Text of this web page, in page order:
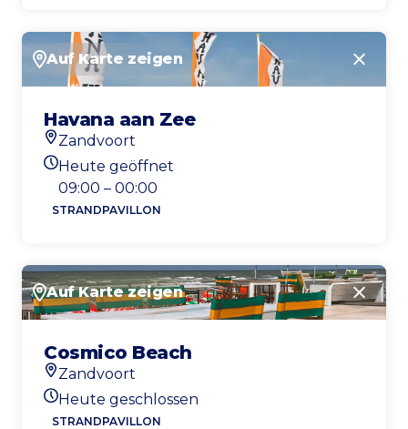
Auf Karte zeigen
Havana aan Zee
Standort
Zandvoort
Heutigen Öffnungszeiten
Heute geöffnet
09:00 – 00:00
STRANDPAVILLON
Auf Karte zeigen
Cosmico Beach
Standort
Zandvoort
Heutigen Öffnungszeiten
Heute geschlossen
STRANDPAVILLON